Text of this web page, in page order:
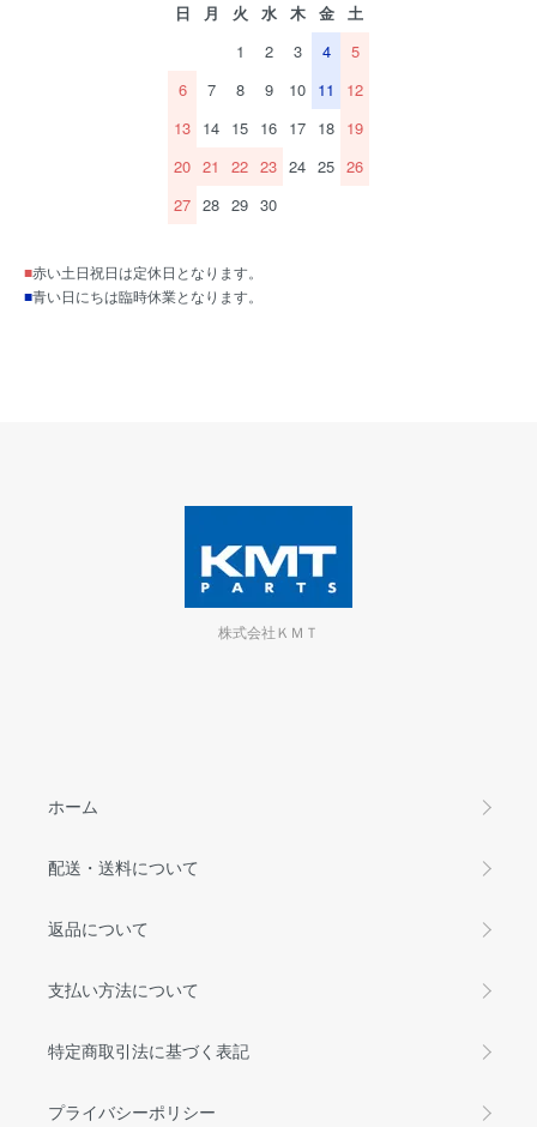
日 月 火 水 木 金
土
1
2 3 4
5
6
7 8 9 10 11
12
13 14 15 16 17 18 19
20 21 22 23 24 25 26
27 28 29 30
■赤い土日祝日は定休日となります。
■青い日にちは臨時休業となります。
株式会社ＫＭＴ
ホーム
配送・送料について
返品について
支払い方法について
特定商取引法に基づく表記
プライバシーポリシー